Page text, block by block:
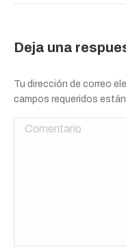
Deja una
Tu dirección de correo
campos requeridos
Comentario